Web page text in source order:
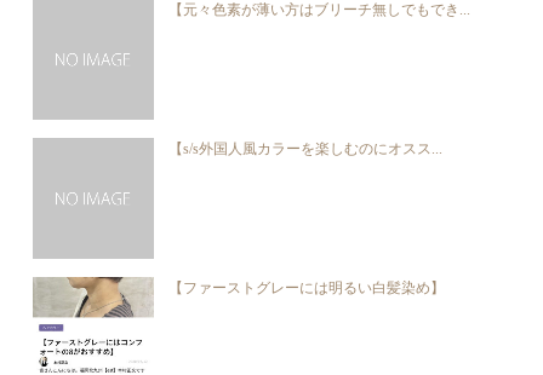
【元々色素が薄い方はブリーチ無しでもでき...
【s/s外国人風カラーを楽しむのにオスス...
【ファーストグレーには明るい白髪染め】